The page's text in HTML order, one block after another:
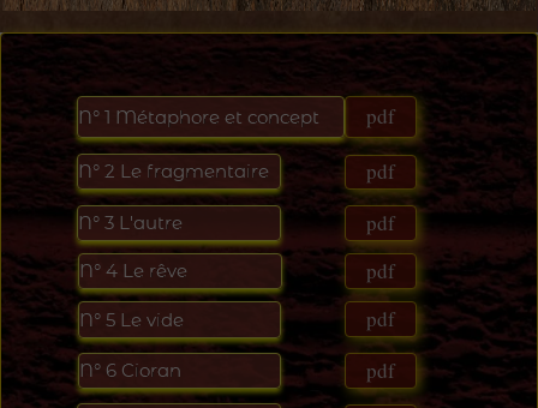
N° 6 Cioran
N° 5 Le vide
N° 4 Le rêve
N° 1 Métaphore et concept
N° 3 L'autre
N° 2 Le fragmentaire
pdf
pdf
pdf
pdf
pdf
pdf